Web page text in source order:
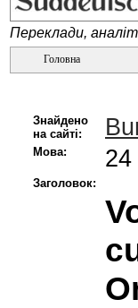
Переклади,
Головна
Знайдено
на сайті:
Мова: 24
Заголовок: